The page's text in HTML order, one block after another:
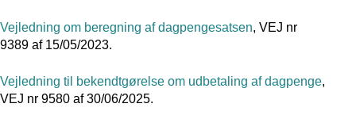
Vejledning om beregning af dagpengesatsen, VEJ nr
9389 af 15/05/2023.
Vejledning til bekendtgørelse om udbetaling af dagpenge,
VEJ nr 9580 af 30/06/2025.